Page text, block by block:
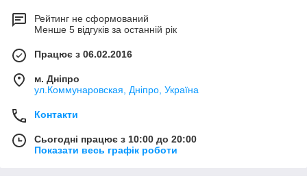
Рейтинг не сформований
Менше 5 відгуків за останній рік
Працює з 06.02.2016
м. Дніпро
ул.Коммунаровская, Дніпро, Україна
Контакти
Сьогодні працює з 10:00 до 20:00
Показати весь графік роботи